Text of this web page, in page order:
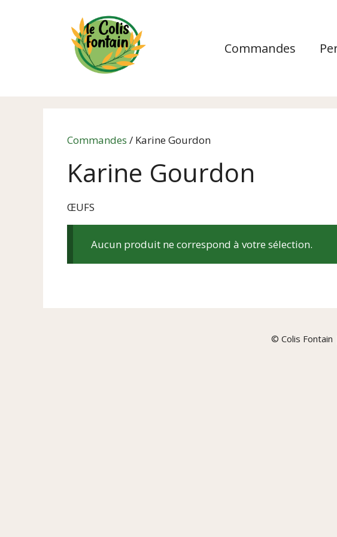
Commandes
Commandes / Karine Gourdon
Karine Gourdon
ŒUFS
Aucun produit ne correspond à votre sélection.
© Colis Fontain